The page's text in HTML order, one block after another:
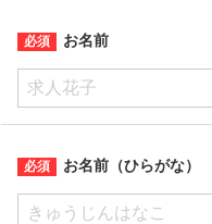
お名前
お名前（ひらがな）